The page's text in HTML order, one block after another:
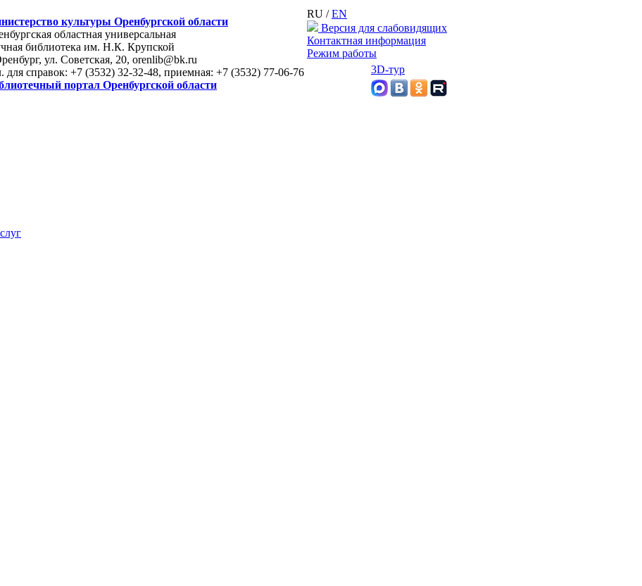
культуры Оренбургской области
областная универсальная
библиотека им. Н.К. Крупской
ул. Советская, 20, orenlib@bk.ru
для справок: +7 (3532) 32-32-48, приемная: +7 (3532) 77-06-76
портал Оренбургской области
RU /EN
Версия для слабовидящих
Контактная информация
Режим работы
3D-тур